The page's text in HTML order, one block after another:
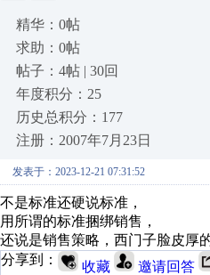
精华：0帖
求助：0帖
帖子：4帖 | 30回
年度积分：25
历史总积分：177
注册：2007年7月23日
发表于：2023-12-21 07:31:52
不是标准还硬说标准，
用所谓的标准捆绑销售，
还说是销售策略，西门子脸皮厚
分享到：
收藏 邀请回答